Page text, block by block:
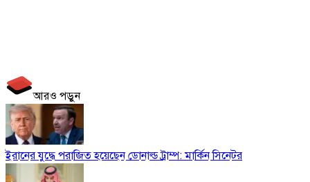
আরও পড়ুন
ইরানের যুদ্ধে পরাজিত হয়েছেন ডোনাল্ড ট্রাম্প: মার্কিন সিনেটর